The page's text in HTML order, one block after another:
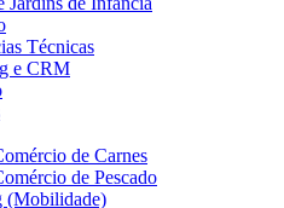
Técnicas
e CRM
de Carnes
de Pescado
(Mobilidade)